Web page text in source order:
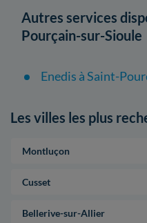
Autres services
Pourçain-sur-Sioule
Enedis à Saint-
Les villes les plus
Montluçon
Cusset
Bellerive-sur-Allier